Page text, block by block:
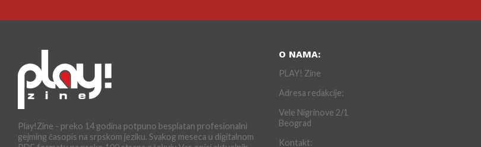
Play!Zine - preko 14 godina potpuno besplatan profesionalni
gejming časopis na srpskom jeziku. Svakog meseca u digitalnom
O NAMA:
PLAY! Zine
Adresa redakcije:
Vele Nigrinove 2/1
Beograd
Kontakt: